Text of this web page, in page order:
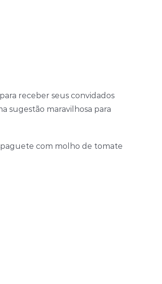
receber seus convidados
sugestão maravilhosa para
com molho de tomate